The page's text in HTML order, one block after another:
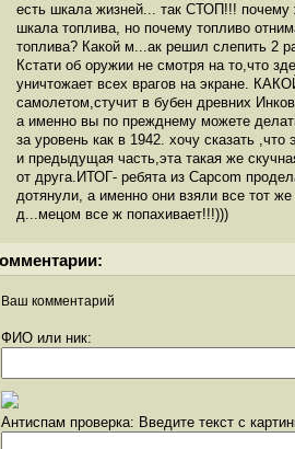
есть шкала жизней... так СТОП!!! почему
шкала топлива, но почему топливо
топлива? Какой м...ак решил слепить 2
Кстати об оружии не смотря на то,что
уничтожает всех врагов на экране.
самолетом,стучит в бубен древних
а именно вы по прежднему можете
за уровень как в 1942. хочу сказать
и предыдущая часть,эта такая же
от друга.ИТОГ- ребята из Capcom
дотянули, а именно они взяли все тот
д...мецом все ж попахивает!!!)))
Ваш комментарий
ФИО или ник:
Антиспам проверка: Введите текст с